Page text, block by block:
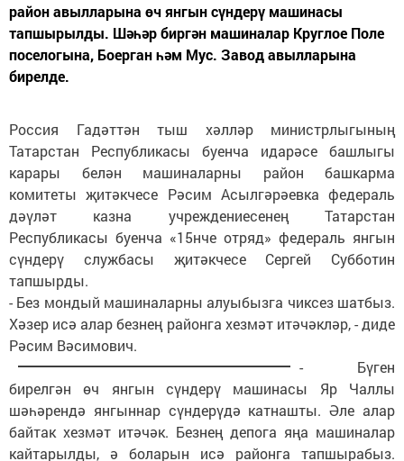
район авылларына өч янгын сүндерү машинасы
тапшырылды. Шәһәр биргән машиналар Круглое Поле
поселогына, Боерган һәм Мус. Завод авылларына
бирелде.
Россия Гадәттән тыш хәлләр министрлыгының
Татарстан Республикасы буенча идарәсе башлыгы
карары белән машиналарны район башкарма
комитеты җитәкчесе Рәсим Асылгәрәевка федераль
дәүләт казна учреждениесенең Татарстан
Республикасы буенча «15нче отряд» федераль янгын
сүндерү службасы җитәкчесе Сергей Субботин
тапшырды.
- Без мондый машиналарны алуыбызга чиксез шатбыз.
Хәзер исә алар безнең районга хезмәт итәчәкләр, - диде
Рәсим Вәсимович.
- Бүген
бирелгән өч янгын сүндерү машинасы Яр Чаллы
шәһәрендә янгыннар сүндерүдә катнашты. Әле алар
байтак хезмәт итәчәк. Безнең депога яңа машиналар
кайтарылды, ә боларын исә районга тапшырабыз.